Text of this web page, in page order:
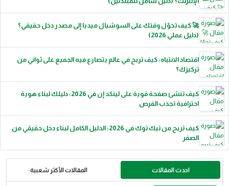
🚀 كيف تحوّل وقتك على السوشيال ميديا إلى مصدر دخل حقيقي؟
(دليل عملي 2026)
اقتصاد الانتباه: كيف تربح في عالم يتصارع فيه الجميع على ثواني من
تركيزك؟
كيف تنشئ صفحة قوية على لينكد إن في 2026: دليلك لبناء هوية
احترافية تجذب الفرص
كيف تربح من تيك توك في 2026: الدليل الكامل لبناء دخل حقيقي من
الصفر
احدث المقالات المقالات الأكثر شعبية